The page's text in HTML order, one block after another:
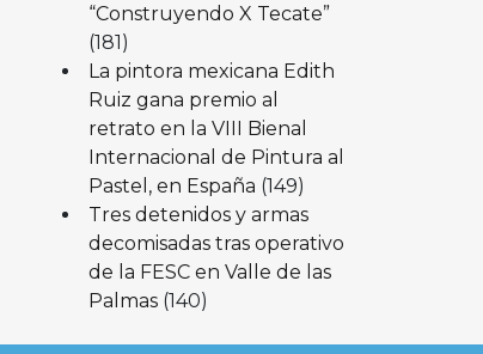
“Construyendo X Tecate”
(181)
La pintora mexicana Edith
Ruiz gana premio al
retrato en la VIII Bienal
Internacional de Pintura al
Pastel, en España (149)
Tres detenidos y armas
decomisadas tras operativo
de la FESC en Valle de las
Palmas (140)